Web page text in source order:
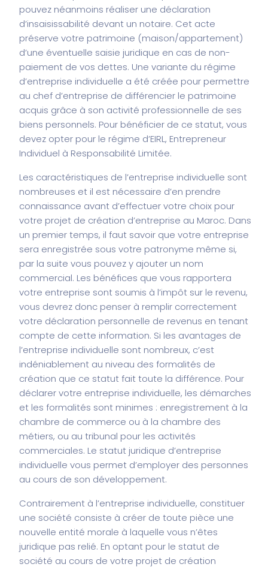
pouvez néanmoins réaliser une déclaration
d’insaisissabilité devant un notaire. Cet acte
préserve votre patrimoine (maison/appartement)
d’une éventuelle saisie juridique en cas de non-
paiement de vos dettes. Une variante du régime
d’entreprise individuelle a été créée pour permettre
au chef d’entreprise de différencier le patrimoine
acquis grâce à son activité professionnelle de ses
biens personnels. Pour bénéficier de ce statut, vous
devez opter pour le régime d’EIRL, Entrepreneur
Individuel à Responsabilité Limitée.
Les caractéristiques de l’entreprise individuelle sont
nombreuses et il est nécessaire d’en prendre
connaissance avant d’effectuer votre choix pour
votre projet de création d’entreprise au Maroc. Dans
un premier temps, il faut savoir que votre entreprise
sera enregistrée sous votre patronyme même si,
par la suite vous pouvez y ajouter un nom
commercial. Les bénéfices que vous rapportera
votre entreprise sont soumis à l’impôt sur le revenu,
vous devrez donc penser à remplir correctement
votre déclaration personnelle de revenus en tenant
compte de cette information. Si les avantages de
l’entreprise individuelle sont nombreux, c’est
indéniablement au niveau des formalités de
création que ce statut fait toute la différence. Pour
déclarer votre entreprise individuelle, les démarches
et les formalités sont minimes : enregistrement à la
chambre de commerce ou à la chambre des
métiers, ou au tribunal pour les activités
commerciales. Le statut juridique d’entreprise
individuelle vous permet d’employer des personnes
au cours de son développement.
Contrairement à l’entreprise individuelle, constituer
une société consiste à créer de toute pièce une
nouvelle entité morale à laquelle vous n’êtes
juridique pas relié. En optant pour le statut de
société au cours de votre projet de création